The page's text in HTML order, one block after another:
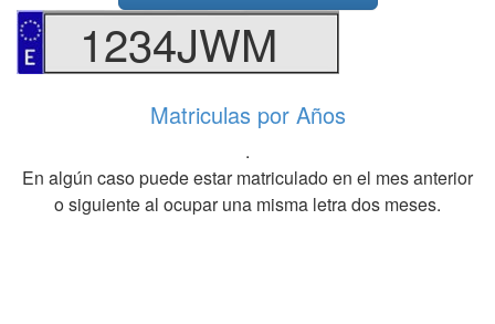
1234JWM
Matriculas por Años
.
En algún caso puede estar matriculado en el mes anterior
o siguiente al ocupar una misma letra dos meses.